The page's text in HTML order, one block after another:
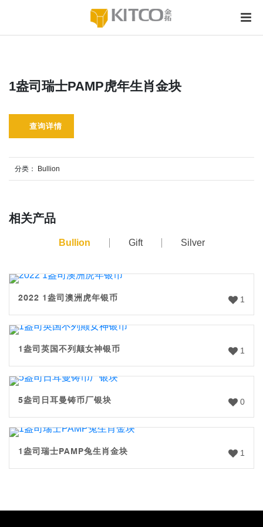
1盎司瑞士PAMP虎年生肖金块
查询详情
分类： Bullion
相关产品
Bullion Gift Silver
1
2022 1盎司澳洲虎年银币
1
1盎司英国不列颠女神银币
0
5盎司日耳曼铸币厂银块
1
1盎司瑞士PAMP兔生肖金块